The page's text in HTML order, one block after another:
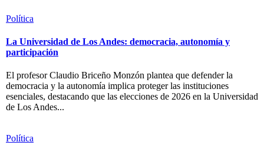
Política
La Universidad de Los Andes: democracia, autonomía y
participación
El profesor Claudio Briceño Monzón plantea que defender la
democracia y la autonomía implica proteger las instituciones
esenciales, destacando que las elecciones de 2026 en la Universidad
de Los Andes...
Política